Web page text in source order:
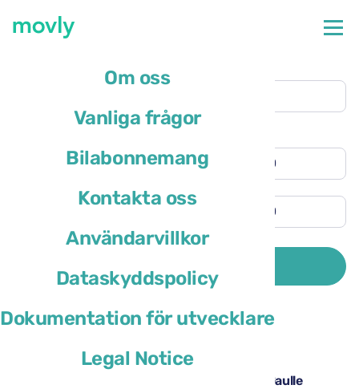
Om oss
Vanliga frågor
Bilabonnemang
Kontakta oss
Användarvillkor
Dataskyddspolicy
Dokumentation för utvecklare
Legal Notice
Upphämtningsplats
Annan återlämningsadress
Förarens bosättningsland är
Hyrbilar tillgängliga på Paris Charles de Gaulle